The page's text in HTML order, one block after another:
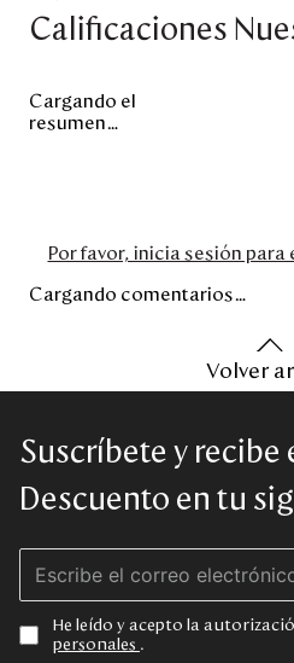
Calificaciones
Cargando el
resumen…
Por favor, inicia sesión
Cargando comentarios…
Volver
Suscríbete y recibe
Descuento en tu
He leído y acepto la
personales .